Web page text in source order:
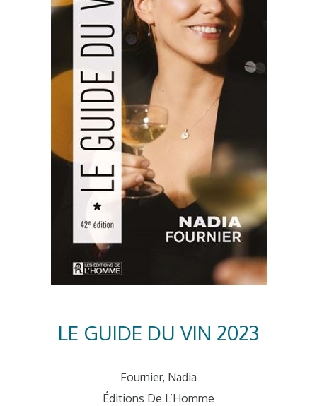
LE GUIDE DU VIN 2023
Fournier, Nadia
Éditions De L’Homme